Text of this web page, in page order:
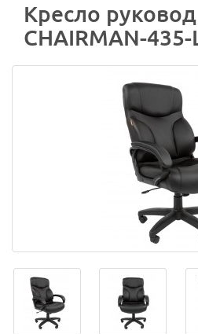
Кресло
CHAIRMAN-435-